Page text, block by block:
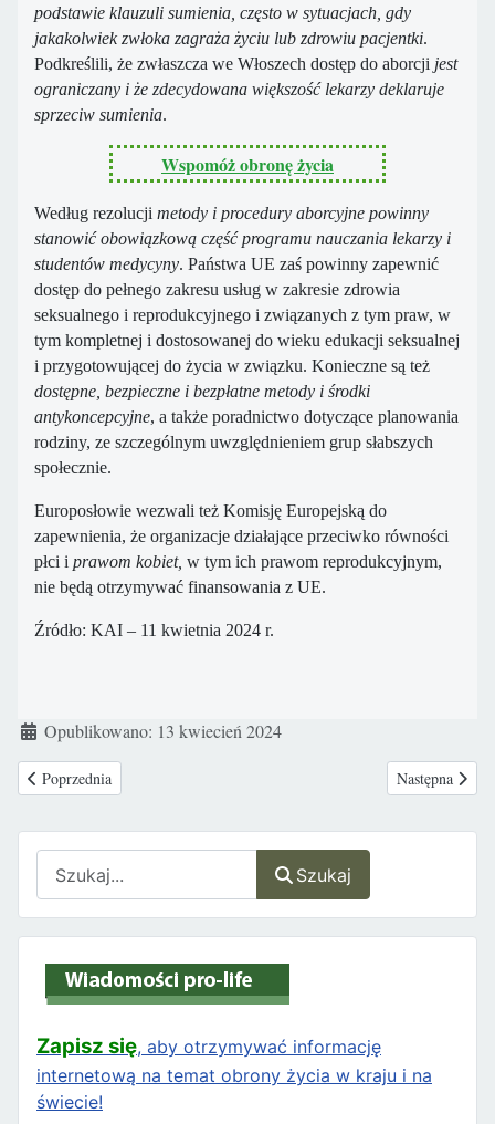
Szukaj
Zapisz się, aby otrzymywać informację
internetową na temat obrony życia w kraju i na
świecie!
podstawie klauzuli sumienia, często w sytuacjach, gdy
jakakolwiek zwłoka zagraża życiu lub zdrowiu pacjentki.
Podkreślili, że zwłaszcza we Włoszech dostęp do aborcji jest
ograniczany i że zdecydowana większość lekarzy deklaruje
sprzeciw sumienia.
Wspomóż obronę życia
Według rezolucji metody i procedury aborcyjne powinny
stanowić obowiązkową część programu nauczania lekarzy i
studentów medycyny. Państwa UE zaś powinny zapewnić
dostęp do pełnego zakresu usług w zakresie zdrowia
seksualnego i reprodukcyjnego i związanych z tym praw, w
tym kompletnej i dostosowanej do wieku edukacji seksualnej
i przygotowującej do życia w związku. Konieczne są też
dostępne, bezpieczne i bezpłatne metody i środki
antykoncepcyjne, a także poradnictwo dotyczące planowania
rodziny, ze szczególnym uwzględnieniem grup słabszych
społecznie.
Europosłowie wezwali też Komisję Europejską do
zapewnienia, że organizacje działające przeciwko równości
płci i prawom kobiet, w tym ich prawom reprodukcyjnym,
nie będą otrzymywać finansowania z UE.
Źródło: KAI – 11 kwietnia 2024 r.
Szczegóły
Opublikowano: 13 kwiecień 2024
Poprzednia strona: Sejm skierował projekty ustaw aborcyjnych do
Poprzednia Następna
Następna